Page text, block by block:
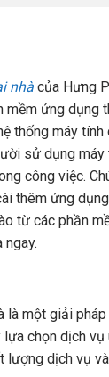
nhà của Hưng
mềm ứng dụng
thống máy tính
sử dụng máy
công việc.
thêm ứng
từ các phần
ngay.
là một giải
chọn dịch vụ
lượng dịch vụ